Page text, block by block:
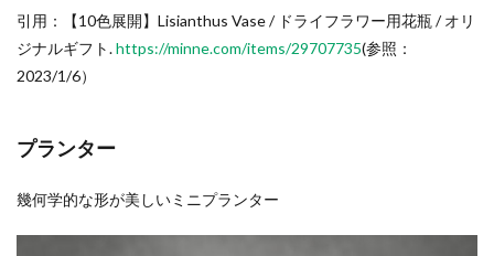
引用：【10色展開】Lisianthus Vase / ドライフラワー用花瓶 / オリ
ジナルギフト.https://minne.com/items/29707735(参照：
2023/1/6）
プランター
幾何学的な形が美しいミニプランター